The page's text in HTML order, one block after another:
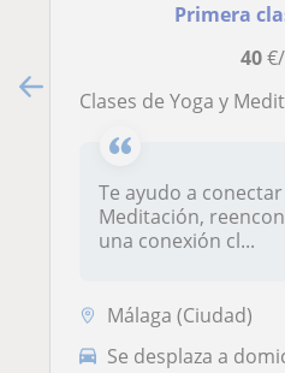
Primera
40
Clases de Yoga y Meditación en Málaga
Te ayudo a
Meditación,
una conexión cl...
Málaga (Ciudad)
Se desplaza a